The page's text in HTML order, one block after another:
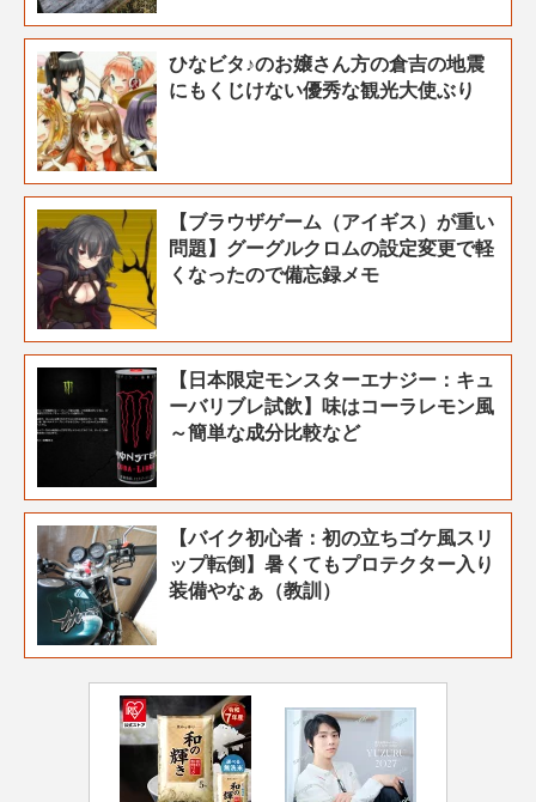
ひなビタ♪のお嬢さん方の倉吉の地震
にもくじけない優秀な観光大使ぶり
【ブラウザゲーム（アイギス）が重い
問題】グーグルクロムの設定変更で軽
くなったので備忘録メモ
【日本限定モンスターエナジー：キュ
ーバリブレ試飲】味はコーラレモン風
～簡単な成分比較など
【バイク初心者：初の立ちゴケ風スリ
ップ転倒】暑くてもプロテクター入り
装備やなぁ（教訓）